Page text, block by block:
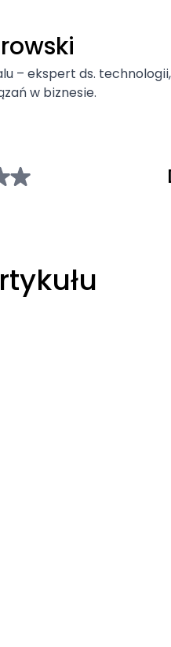
– ekspert ds.
w biznesie.